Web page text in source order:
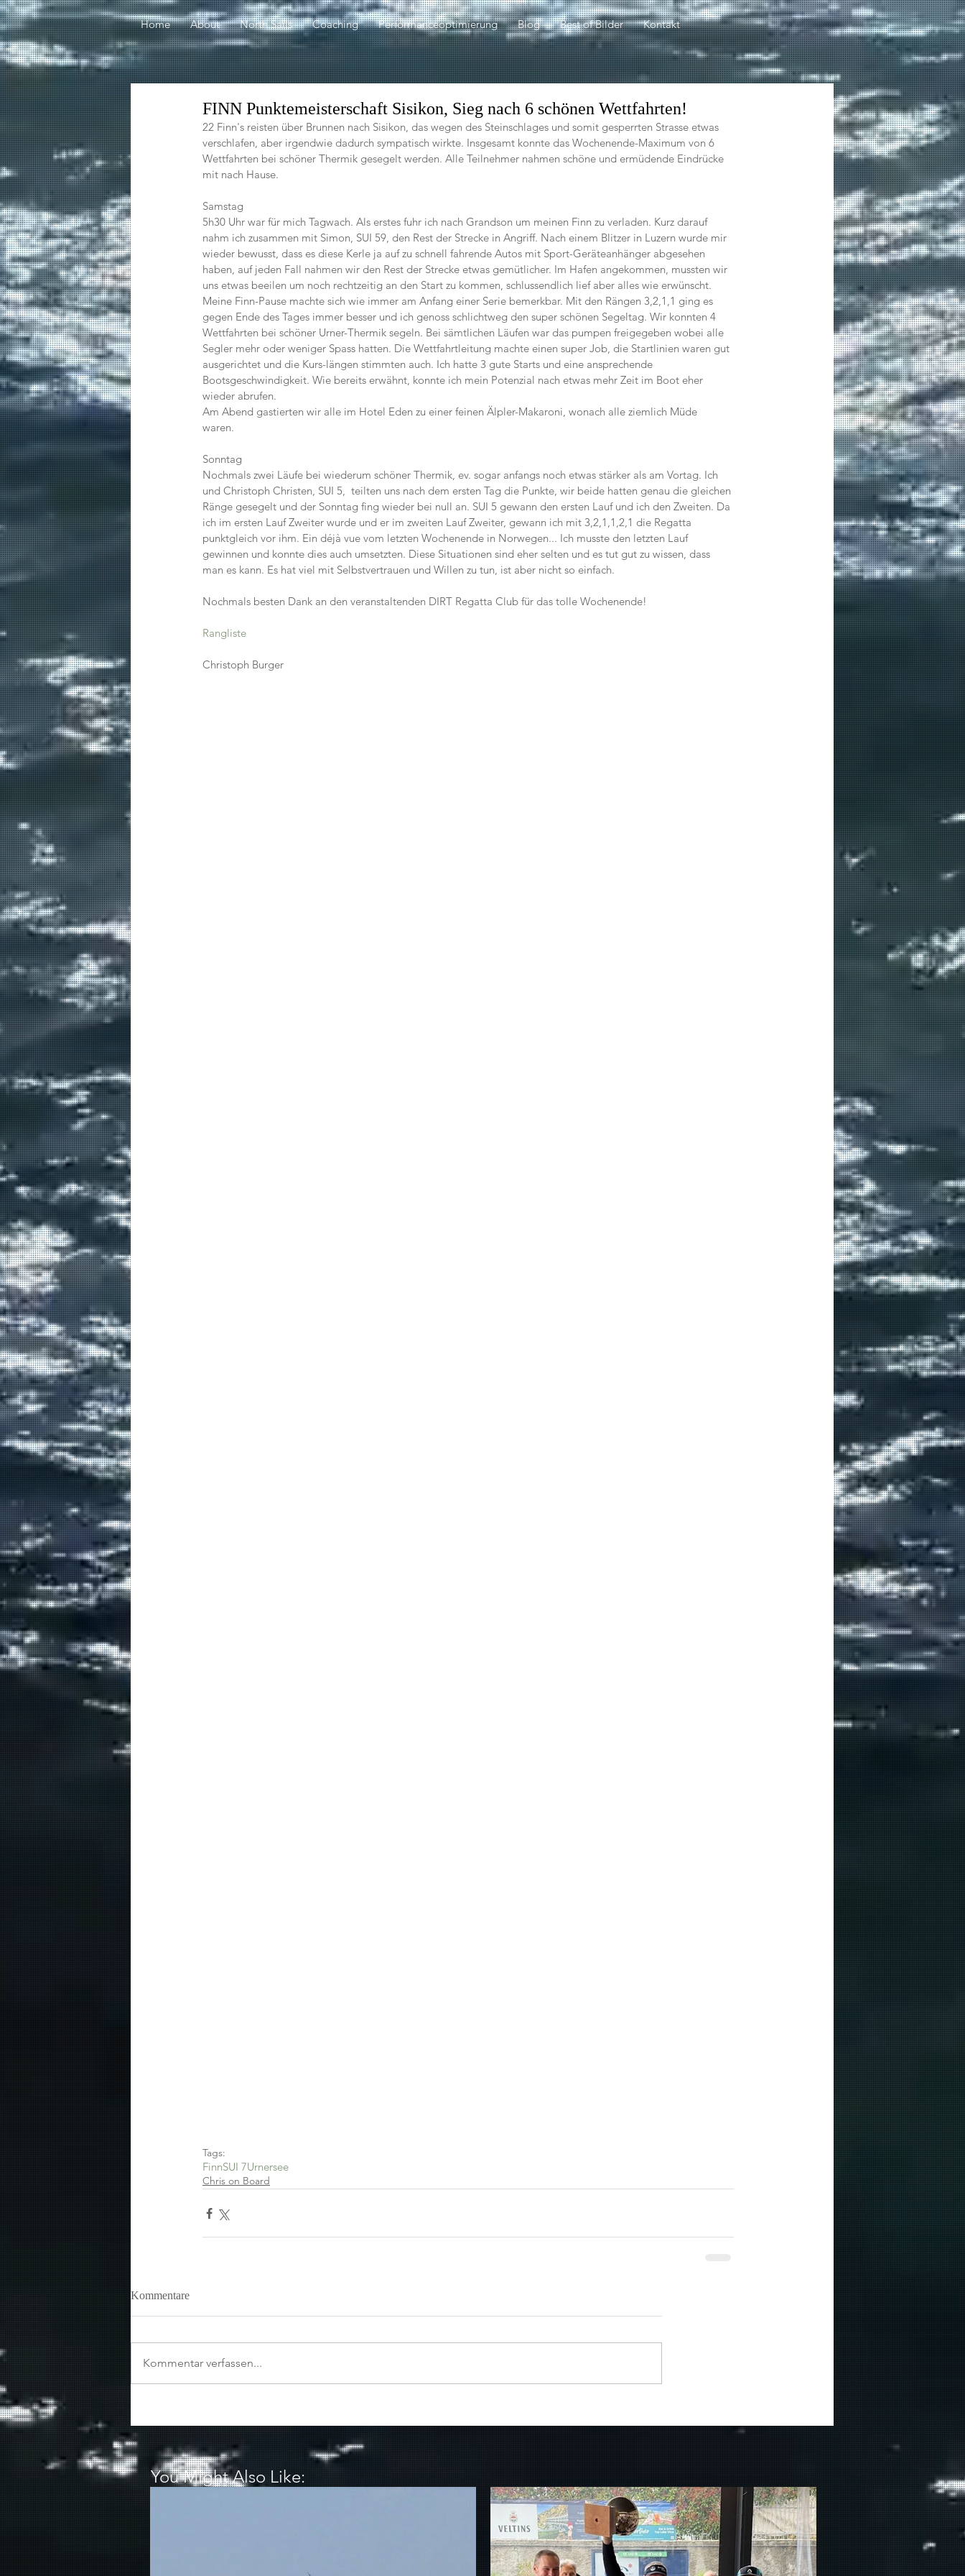
Home About North Sails Coaching Performanceoptimierung Blog Best of Bilder Kontakt
FINN Punktemeisterschaft Sisikon, Sieg nach 6 schönen Wettfahrten!
22 Finn's reisten über Brunnen nach Sisikon, das wegen des Steinschlages und somit gesperrten Strasse etwas
verschlafen, aber irgendwie dadurch sympatisch wirkte. Insgesamt konnte das Wochenende-Maximum von 6
Wettfahrten bei schöner Thermik gesegelt werden. Alle Teilnehmer nahmen schöne und ermüdende Eindrücke
mit nach Hause.
Samstag
5h30 Uhr war für mich Tagwach. Als erstes fuhr ich nach Grandson um meinen Finn zu verladen. Kurz darauf
nahm ich zusammen mit Simon, SUI 59, den Rest der Strecke in Angriff. Nach einem Blitzer in Luzern wurde mir
wieder bewusst, dass es diese Kerle ja auf zu schnell fahrende Autos mit Sport-Geräteanhänger abgesehen
haben, auf jeden Fall nahmen wir den Rest der Strecke etwas gemütlicher. Im Hafen angekommen, mussten wir
uns etwas beeilen um noch rechtzeitig an den Start zu kommen, schlussendlich lief aber alles wie erwünscht.
Meine Finn-Pause machte sich wie immer am Anfang einer Serie bemerkbar. Mit den Rängen 3,2,1,1 ging es
gegen Ende des Tages immer besser und ich genoss schlichtweg den super schönen Segeltag. Wir konnten 4
Wettfahrten bei schöner Urner-Thermik segeln. Bei sämtlichen Läufen war das pumpen freigegeben wobei alle
Segler mehr oder weniger Spass hatten. Die Wettfahrtleitung machte einen super Job, die Startlinien waren gut
ausgerichtet und die Kurs-längen stimmten auch. Ich hatte 3 gute Starts und eine ansprechende
Bootsgeschwindigkeit. Wie bereits erwähnt, konnte ich mein Potenzial nach etwas mehr Zeit im Boot eher
wieder abrufen.
Am Abend gastierten wir alle im Hotel Eden zu einer feinen Älpler-Makaroni, wonach alle ziemlich Müde
waren.
Sonntag
Nochmals zwei Läufe bei wiederum schöner Thermik, ev. sogar anfangs noch etwas stärker als am Vortag. Ich
und Christoph Christen, SUI 5,  teilten uns nach dem ersten Tag die Punkte, wir beide hatten genau die gleichen
Ränge gesegelt und der Sonntag fing wieder bei null an. SUI 5 gewann den ersten Lauf und ich den Zweiten. Da
ich im ersten Lauf Zweiter wurde und er im zweiten Lauf Zweiter, gewann ich mit 3,2,1,1,2,1 die Regatta
punktgleich vor ihm. Ein déjà vue vom letzten Wochenende in Norwegen... Ich musste den letzten Lauf
gewinnen und konnte dies auch umsetzten. Diese Situationen sind eher selten und es tut gut zu wissen, dass
man es kann. Es hat viel mit Selbstvertrauen und Willen zu tun, ist aber nicht so einfach.
Nochmals besten Dank an den veranstaltenden DIRT Regatta Club für das tolle Wochenende!
Rangliste
Christoph Burger
Tags:
FinnSUI 7Urnersee
Chris on Board
Kommentare
Kommentar verfassen...
You Might Also Like: